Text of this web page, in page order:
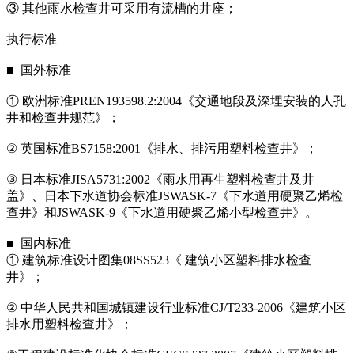
③ 其他雨水检查井可采用有流槽的井座；
执行标准
■ 国外标准
① 欧洲标准PREN193598.2:2004《交通地段及深埋安装的人孔
井和检查井规范》；
② 英国标准BS7158:2001《排水、排污用塑料检查井》；
③ 日本标准JISA5731:2002《雨水用再生塑料检查井及井
盖》、日本下水道协会标准JSWASK-7《下水道用硬聚乙烯检
查井》和JSWASK-9《下水道用硬聚乙烯小型检查井》。
■ 国内标准
① 建筑标准设计图集08SS523《 建筑小区塑料排水检查
井》；
② 中华人民共和国城镇建设行业标准CJ/T233-2006《建筑小区
排水用塑料检查井》；